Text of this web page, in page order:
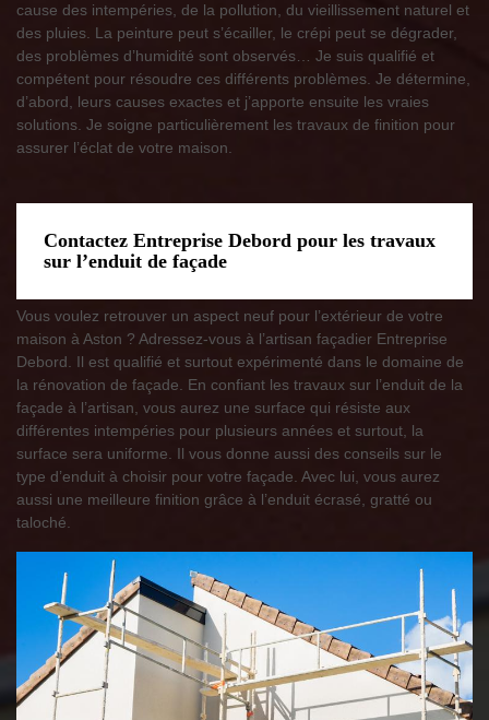
cause des intempéries, de la pollution, du vieillissement naturel et
des pluies. La peinture peut s’écailler, le crépi peut se dégrader,
des problèmes d’humidité sont observés… Je suis qualifié et
compétent pour résoudre ces différents problèmes. Je détermine,
d’abord, leurs causes exactes et j’apporte ensuite les vraies
solutions. Je soigne particulièrement les travaux de finition pour
assurer l’éclat de votre maison.
Contactez Entreprise Debord pour les travaux
sur l’enduit de façade
Vous voulez retrouver un aspect neuf pour l’extérieur de votre
maison à Aston ? Adressez-vous à l’artisan façadier Entreprise
Debord. Il est qualifié et surtout expérimenté dans le domaine de
la rénovation de façade. En confiant les travaux sur l’enduit de la
façade à l’artisan, vous aurez une surface qui résiste aux
différentes intempéries pour plusieurs années et surtout, la
surface sera uniforme. Il vous donne aussi des conseils sur le
type d’enduit à choisir pour votre façade. Avec lui, vous aurez
aussi une meilleure finition grâce à l’enduit écrasé, gratté ou
taloché.